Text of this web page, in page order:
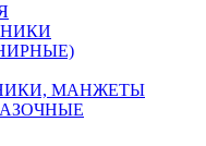
МАНЖЕТЫ